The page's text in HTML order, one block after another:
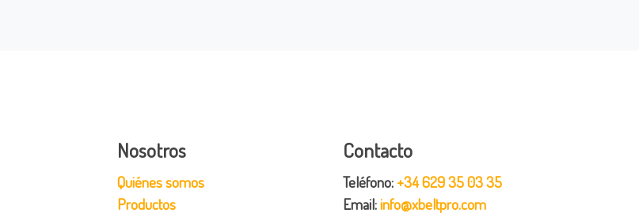
Nosotros
Quiénes somos
Productos
Contacto
Teléfono: +34 629 35 03 35
Email:info@xbeltpro.com